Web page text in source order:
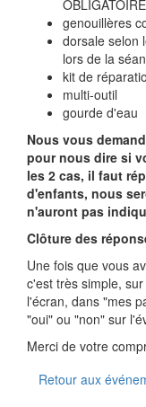
genouillères
dorsale selon
lors de la
kit de
multi-outil
gourde d'eau
Nous vous
pour nous dire si
les 2 cas, il faut
d'enfants, nous
n'auront pas
Clôture des
Une fois que vous
c'est très simple,
l'écran, dans "mes
"oui" ou "non" sur
Merci de votre
Retour aux